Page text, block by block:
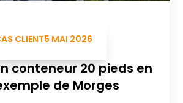
CLIENT5 MAI 2026
conteneur 20 pieds en
de Morges